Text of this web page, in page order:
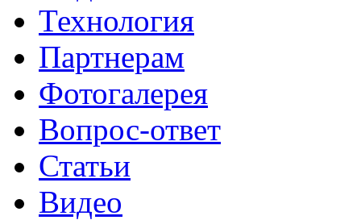
Технология
Партнерам
Фотогалерея
Вопрос-ответ
Статьи
Видео